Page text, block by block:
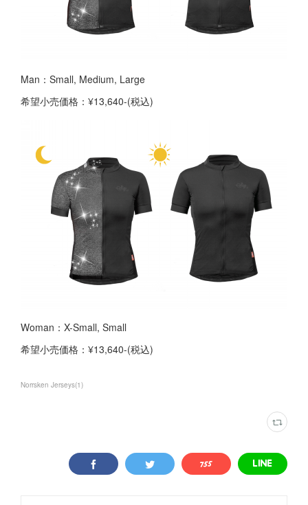
Man：Small, Medium, Large
希望小売価格：¥13,640-(税込)
Woman：X-Small, Small
希望小売価格：¥13,640-(税込)
Norrsken Jerseys(1)